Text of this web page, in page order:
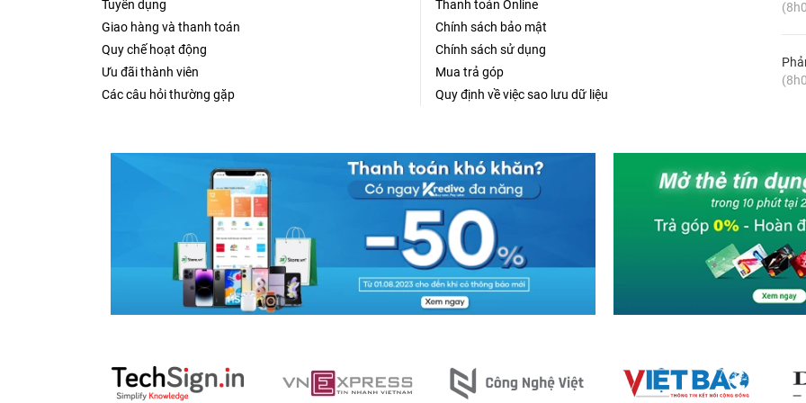
rộng trải nghiệm với AI, thiết kế hình ảnh, chỉnh sửa video, gọi điện, trò chuyện và họp trực tuyến.
Tuyển dụng
Giao hàng và thanh toán
Quy chế hoạt động
Ưu đãi thành viên
Các câu hỏi thường gặp
Thanh toán Online
Chính sách bảo mật
Chính sách sử dụng
Mua trả góp
Quy định về việc sao lưu dữ liệu